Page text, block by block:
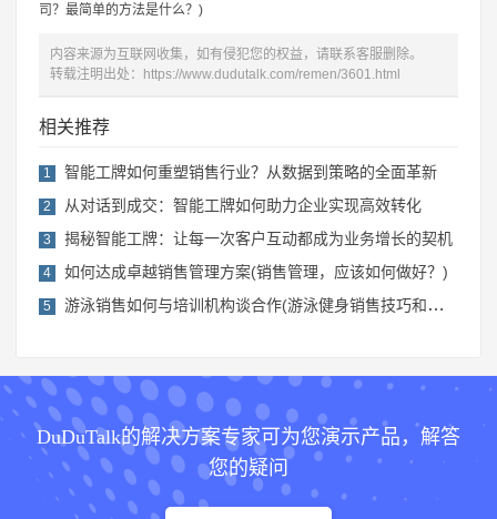
司？最简单的方法是什么？)
内容来源为互联网收集，如有侵犯您的权益，请联系客服删除。
转载注明出处： https://www.dudutalk.com/remen/3601.html
相关推荐
1 智能工牌如何重塑销售行业？从数据到策略的全面革新
2 从对话到成交：智能工牌如何助力企业实现高效转化
3 揭秘智能工牌：让每一次客户互动都成为业务增长的契机
4 如何达成卓越销售管理方案(销售管理，应该如何做好？)
5 游泳销售如何与培训机构谈合作(游泳健身销售技巧和话术)
DuDuTalk的解决方案专家可为您演示产品，解答
您的疑问